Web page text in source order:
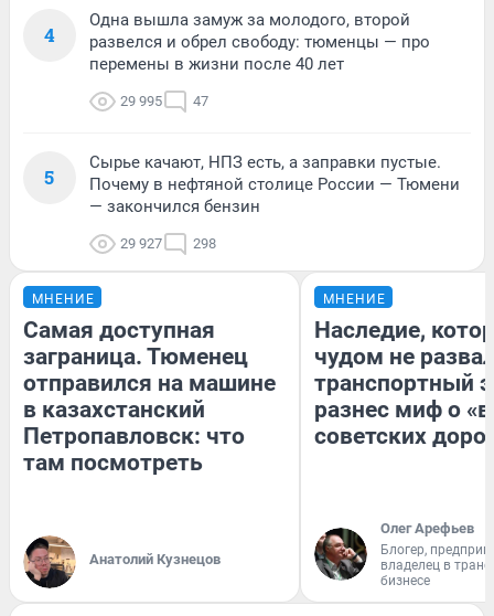
4
Одна вышла замуж за молодого, второй
развелся и обрел свободу: тюменцы — про
перемены в жизни после 40 лет
29 995 47
5
Сырье качают, НПЗ есть, а заправки пустые.
Почему в нефтяной столице России — Тюмени
— закончился бензин
29 927 298
МНЕНИЕ
Самая доступная
заграница. Тюменец
отправился на машине
в казахстанский
Петропавловск: что
там посмотреть
Анатолий Кузнецов
МНЕНИЕ
Наследие,
чудом не
транспортный
разнес миф о
советских
Олег Арефьев
Блогер,
владелец в
бизнесе